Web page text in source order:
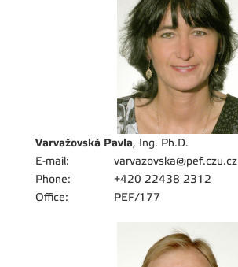
Varvažovská Pavla, Ing. Ph.D.
E-mail:
varvazovska@pef.czu.cz
Phone:
+420 22438 2312
Office:
PEF/177